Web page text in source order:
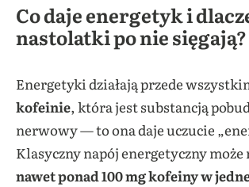
Co daje energetyk i
nastolatki po nie sięgają?
Energetyki działają przede
kofeinie, która jest substancją
nerwowy — to ona daje uczucie
Klasyczny napój energetyczny może
nawet ponad 100 mg kofeiny w